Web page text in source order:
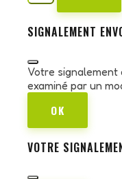
SIGNALEMENT
Votre signalement
examiné par un
OK
VOTRE